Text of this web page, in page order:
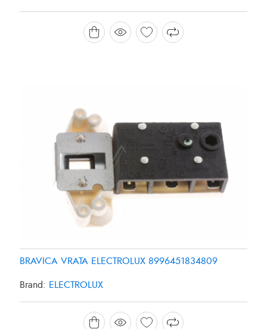
BRAVICA VRATA ELECTROLUX 8996451834809
Brand: ELECTROLUX